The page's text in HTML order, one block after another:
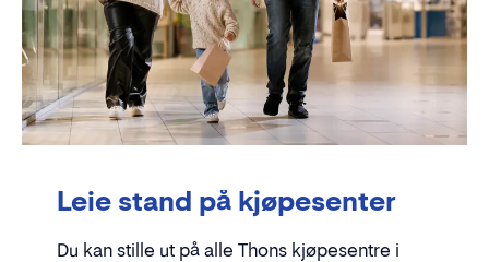
Leie stand på kjøpesenter
Du kan stille ut på alle Thons kjøpesentre i